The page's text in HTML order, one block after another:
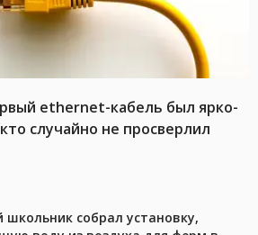
ethernet-кабель был ярко-
случайно не просверлил
школьник собрал установку,